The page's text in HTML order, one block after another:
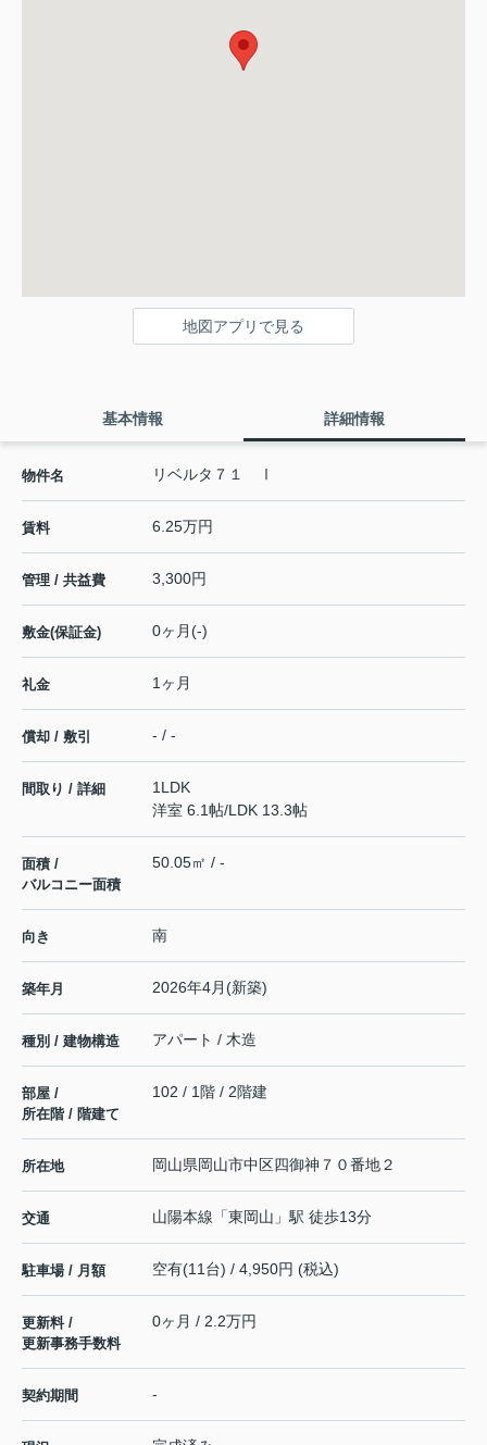
地図アプリで見る
基本情報 詳細情報
物件名 リベルタ７１ Ⅰ
賃料 6.25万円
管理 / 共益費 3,300円
敷金(保証金) 0ヶ月(-)
礼金 1ヶ月
償却 / 敷引 - / -
間取り / 詳細
1LDK
洋室 6.1帖/LDK 13.3帖
面積 /
バルコニー面積
50.05㎡ / -
向き 南
築年月 2026年4月(新築)
種別 / 建物構造 アパート / 木造
部屋 /
所在階 / 階建て
102 / 1階 / 2階建
所在地 岡山県岡山市中区四御神 ７０番地２
交通 山陽本線 「東岡山 」駅 徒歩13分
駐車場 / 月額 空有(11台) / 4,950円 (税込)
更新料 /
更新事務手数料
0ヶ月 / 2.2万円
契約期間 -